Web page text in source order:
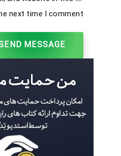
next time I comment.